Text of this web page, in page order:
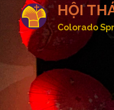
HỘI
Colorado